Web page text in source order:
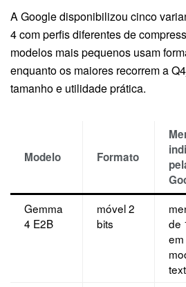
A Google disponibilizou cinco
4 com perfis diferentes de
modelos mais pequenos usam
enquanto os maiores recorrem a
tamanho e utilidade prática.
Modelo Formato
Gemma
4 E2B
móvel 2
bits
de
em